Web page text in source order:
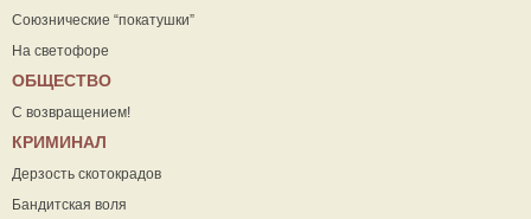
Союзнические “покатушки”
На светофоре
ОБЩЕСТВО
С возвращением!
КРИМИНАЛ
Дерзость скотокрадов
Бандитская воля